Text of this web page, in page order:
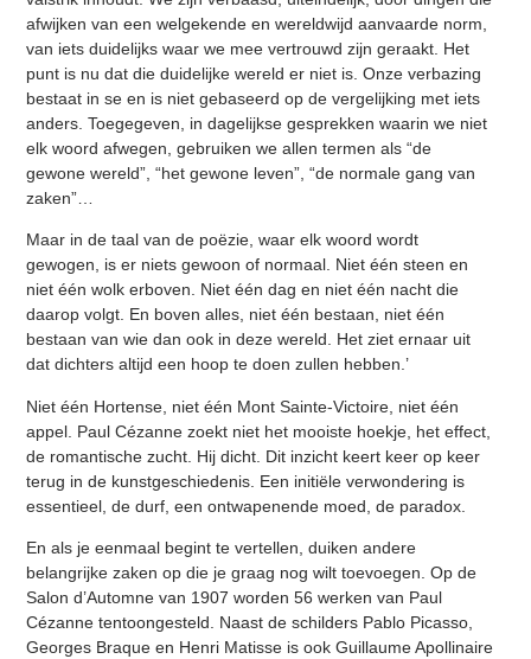
afwijken van een welgekende en wereldwijd aanvaarde norm,
van iets duidelijks waar we mee vertrouwd zijn geraakt. Het
punt is nu dat die duidelijke wereld er niet is. Onze verbazing
bestaat in se en is niet gebaseerd op de vergelijking met iets
anders. Toegegeven, in dagelijkse gesprekken waarin we niet
elk woord afwegen, gebruiken we allen termen als “de
gewone wereld”, “het gewone leven”, “de normale gang van
zaken”…
Maar in de taal van de poëzie, waar elk woord wordt
gewogen, is er niets gewoon of normaal. Niet één steen en
niet één wolk erboven. Niet één dag en niet één nacht die
daarop volgt. En boven alles, niet één bestaan, niet één
bestaan van wie dan ook in deze wereld. Het ziet ernaar uit
dat dichters altijd een hoop te doen zullen hebben.’
Niet één Hortense, niet één Mont Sainte-Victoire, niet één
appel. Paul Cézanne zoekt niet het mooiste hoekje, het effect,
de romantische zucht. Hij dicht. Dit inzicht keert keer op keer
terug in de kunstgeschiedenis. Een initiële verwondering is
essentieel, de durf, een ontwapenende moed, de paradox.
En als je eenmaal begint te vertellen, duiken andere
belangrijke zaken op die je graag nog wilt toevoegen. Op de
Salon d’Automne van 1907 worden 56 werken van Paul
Cézanne tentoongesteld. Naast de schilders Pablo Picasso,
Georges Braque en Henri Matisse is ook Guillaume Apollinaire